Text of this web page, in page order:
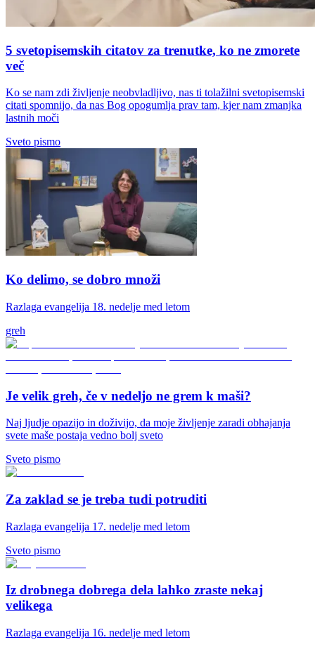
5 svetopisemskih citatov za trenutke, ko ne zmorete
več
Ko se nam zdi življenje neobvladljivo, nas ti tolažilni svetopisemski
citati spomnijo, da nas Bog opogumlja prav tam, kjer nam zmanjka
lastnih moči
Sveto pismo
Ko delimo, se dobro množi
Razlaga evangelija 18. nedelje med letom
greh
Je velik greh, če v nedeljo ne grem k maši?
Naj ljudje opazijo in doživijo, da moje življenje zaradi obhajanja
svete maše postaja vedno bolj sveto
Sveto pismo
Za zaklad se je treba tudi potruditi
Razlaga evangelija 17. nedelje med letom
Sveto pismo
Iz drobnega dobrega dela lahko zraste nekaj
velikega
Razlaga evangelija 16. nedelje med letom